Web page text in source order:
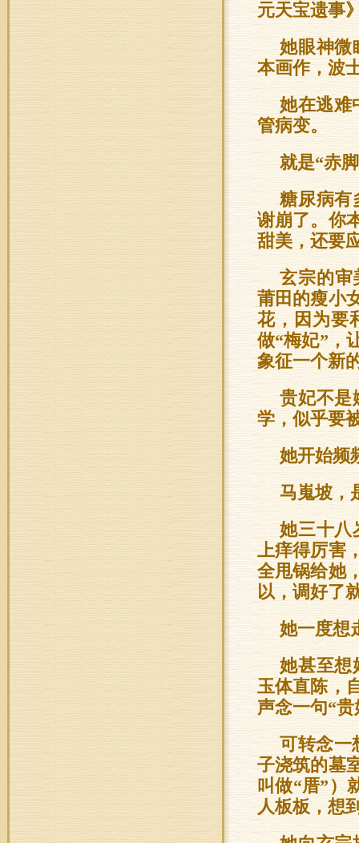
元天宝遗事
她眼神微
本画作，波
她在逃难
管病变。
就是“赤
糖尿病有
谢崩了。你
甜美，还要
玄宗的
莆田的瘦小
花，因为要
做“梅妃”，
象征一个新
贵妃不是
学，似乎要
她开始频
马嵬坡，
她三十八
上痒得厉害
全甩锅给她
以，调好了
她一度想
她甚至想
玉体直陈，
声念一句“
可转念一
子浇筑的墓
叫做“厝”）
人板板，想